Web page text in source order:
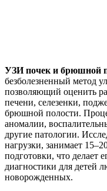
УЗИ почек и брюшной
безболезненный метод
позволяющий оценить
печени, селезенки,
брюшной полости.
аномалии,
другие патологии.
нагрузки, занимает
подготовки, что делает
диагностики для детей
новорожденных.